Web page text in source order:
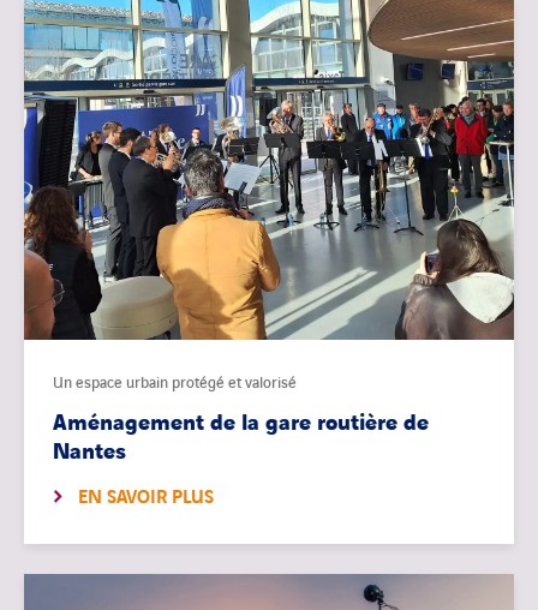
Un espace urbain protégé et valorisé
Aménagement de la gare routière de
Nantes
EN SAVOIR PLUS